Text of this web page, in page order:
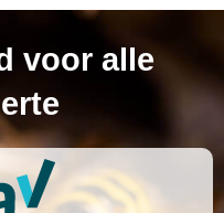
voor alle